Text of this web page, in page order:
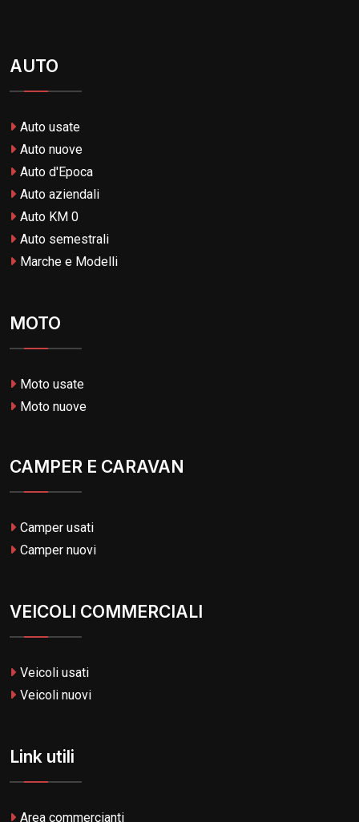
AUTO
Auto usate
Auto nuove
Auto d'Epoca
Auto aziendali
Auto KM 0
Auto semestrali
Marche e Modelli
MOTO
Moto usate
Moto nuove
CAMPER E CARAVAN
Camper usati
Camper nuovi
VEICOLI COMMERCIALI
Veicoli usati
Veicoli nuovi
Link utili
Area commercianti